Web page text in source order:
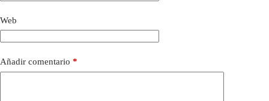
Web
Añadir comentario *